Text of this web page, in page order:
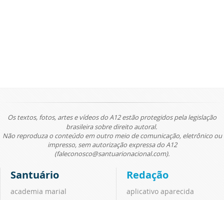
Os textos, fotos, artes e vídeos do A12 estão protegidos pela legislação
brasileira sobre direito autoral.
Não reproduza o conteúdo em outro meio de comunicação, eletrônico ou
impresso, sem autorização expressa do A12
(faleconosco@santuarionacional.com).
Santuário
academia marial
Redação
aplicativo aparecida